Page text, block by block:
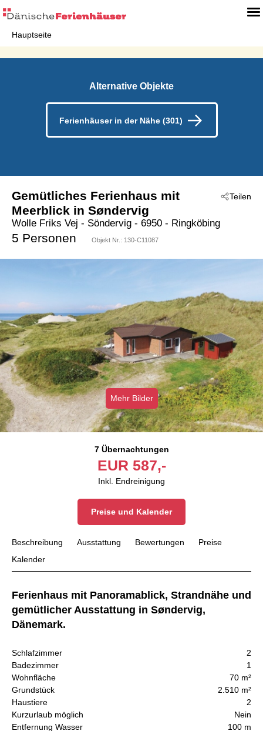
Hauptseite
Alternative Objekte
Ferienhäuser in der Nähe (301)
Teilen
Gemütliches Ferienhaus mit
Meerblick in Søndervig
Wolle Friks Vej - Söndervig - 6950 - Ringköbing
5 Personen Objekt Nr.: 130-C11087
Mehr Bilder
7 Übernachtungen
EUR 587,-
Inkl. Endreinigung
Preise und Kalender
Beschreibung Ausstattung Bewertungen
Preise
Kalender
Ferienhaus mit Panoramablick, Strandnähe und
gemütlicher Ausstattung in Søndervig,
Dänemark.
Schlafzimmer
2
Badezimmer
1
Wohnfläche
70 m²
Grundstück
2.510 m²
Haustiere
2
Kurzurlaub möglich
Nein
Entfernung Wasser
100 m